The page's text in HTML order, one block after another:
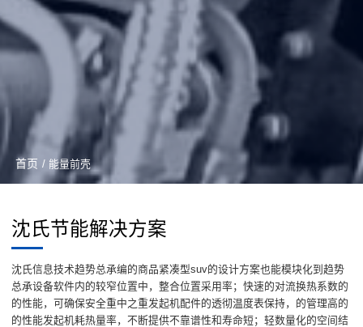
首页 / 能量前壳
沈氏节能解决方案
沈氏信息技术趋势总承编的商品紧凑型suv的设计方案也能模块化到趋势
总承设备软件内的较窄位置中，整合位置采用率；快速的对流换热系数的
的性能，可确保安全重中之重发起机配件的透彻温度表保持，的管理高的
的性能发起机耗热量率，不断提供不靠谱性和寿命短；轻数量化的空间结